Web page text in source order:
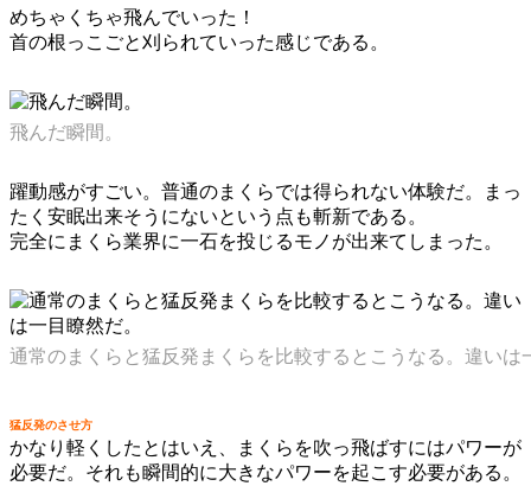
めちゃくちゃ飛んでいった！
首の根っこごと刈られていった感じである。
飛んだ瞬間。
躍動感がすごい。普通のまくらでは得られない体験だ。まっ
たく安眠出来そうにないという点も斬新である。
完全にまくら業界に一石を投じるモノが出来てしまった。
通常のまくらと猛反発まくらを比較するとこうなる。違いは
猛反発のさせ方
かなり軽くしたとはいえ、まくらを吹っ飛ばすにはパワーが
必要だ。それも瞬間的に大きなパワーを起こす必要がある。